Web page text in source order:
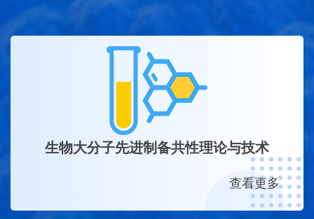
生物大分子先进制备共性理论与技术
查看更多